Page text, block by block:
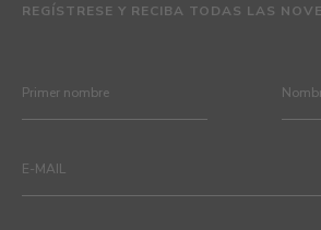
REGÍSTRESE Y RECIBA TODAS LAS